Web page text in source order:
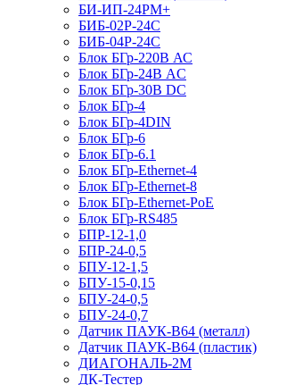
БИ-ИП-24РМ+
БИБ-02Р-24С
БИБ-04Р-24С
Блок БГр-220В АС
Блок БГр-24В AC
Блок БГр-30В DC
Блок БГр-4
Блок БГр-4DIN
Блок БГр-6
Блок БГр-6.1
Блок БГр-Ethernet-4
Блок БГр-Ethernet-8
Блок БГр-Ethernet-PoE
Блок БГр-RS485
БПР-12-1,0
БПР-24-0,5
БПУ-12-1,5
БПУ-15-0,15
БПУ-24-0,5
БПУ-24-0,7
Датчик ПАУК-В64 (металл)
Датчик ПАУК-В64 (пластик)
ДИАГОНАЛЬ-2М
ДК-Тестер